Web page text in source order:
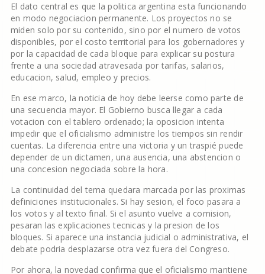
El dato central es que la politica argentina esta funcionando
en modo negociacion permanente. Los proyectos no se
miden solo por su contenido, sino por el numero de votos
disponibles, por el costo territorial para los gobernadores y
por la capacidad de cada bloque para explicar su postura
frente a una sociedad atravesada por tarifas, salarios,
educacion, salud, empleo y precios.
En ese marco, la noticia de hoy debe leerse como parte de
una secuencia mayor. El Gobierno busca llegar a cada
votacion con el tablero ordenado; la oposicion intenta
impedir que el oficialismo administre los tiempos sin rendir
cuentas. La diferencia entre una victoria y un traspié puede
depender de un dictamen, una ausencia, una abstencion o
una concesion negociada sobre la hora.
La continuidad del tema quedara marcada por las proximas
definiciones institucionales. Si hay sesion, el foco pasara a
los votos y al texto final. Si el asunto vuelve a comision,
pesaran las explicaciones tecnicas y la presion de los
bloques. Si aparece una instancia judicial o administrativa, el
debate podria desplazarse otra vez fuera del Congreso.
Por ahora, la novedad confirma que el oficialismo mantiene